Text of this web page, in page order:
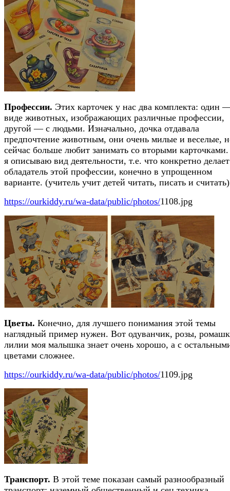
Профессии. Этих карточек у нас два комплекта: один
виде животных, изображающих различные профессии,
другой — с людьми. Изначально, дочка отдавала
предпочтение животным, они очень милые и веселые,
сейчас больше любит занимать со вторыми
я описываю вид деятельности, т.е. что конкретно делает
обладатель этой профессии, конечно в упрощенном
варианте. (учитель учит детей читать, писать и
https://ourkiddy.ru/wa-data/public/photos/1108.jpg
Цветы. Конечно, для лучшего понимания этой темы
наглядный пример нужен. Вот одуванчик, розы,
лилии моя малышка знает очень хорошо, а с
цветами сложнее.
https://ourkiddy.ru/wa-data/public/photos/1109.jpg
Транспорт. В этой теме показан самый разнообразный